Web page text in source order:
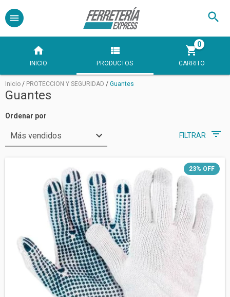
INICIO PRODUCTOS CARRITO
0
Inicio / PROTECCION Y SEGURIDAD / Guantes
Guantes
Ordenar por
FILTRAR
23% OFF